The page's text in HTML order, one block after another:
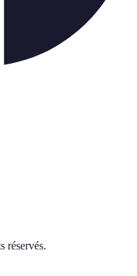
réservés.